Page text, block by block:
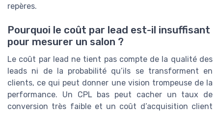
repères.
Pourquoi le coût par lead est-il insuffisant
pour mesurer un salon ?
Le coût par lead ne tient pas compte de la qualité des
leads ni de la probabilité qu’ils se transforment en
clients, ce qui peut donner une vision trompeuse de la
performance. Un CPL bas peut cacher un taux de
conversion très faible et un coût d’acquisition client